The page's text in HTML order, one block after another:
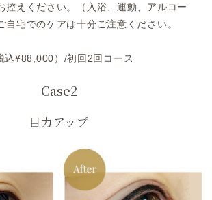
控えください。（入浴、運動、アルコー
自宅でのケアは十分ご注意ください。
込¥88,000）/初回2回コース
Case2
目力アップ